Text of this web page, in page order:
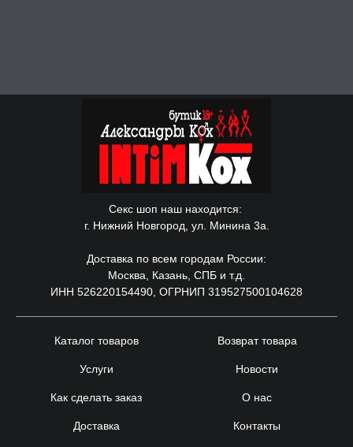
Секс шоп наш находится:
г. Нижний Новгород, ул. Минина 3а.
Доставка по всем городам России:
Москва, Казань, СПБ и т.д.
ИНН 526220154490, ОГРНИП 319527500104628
Каталог товаров
Услуги
Как сделать заказ
Доставка
Возврат товара
Новости
О нас
Контакты